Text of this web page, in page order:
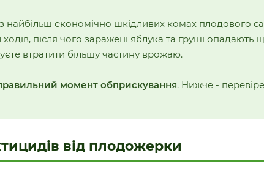
економічно шкідливих комах плодового
після чого заражені яблука та груші опадають
втратити більшу частину врожаю.
момент обприскування. Нижче -
від плодожерки